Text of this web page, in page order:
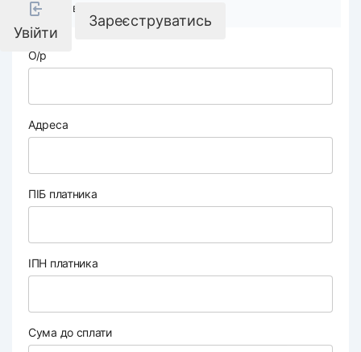
Увійти
Зареєструватись
Реквізити компанії
О/р
Адреса
ПІБ платника
ІПН платника
Сума до сплати